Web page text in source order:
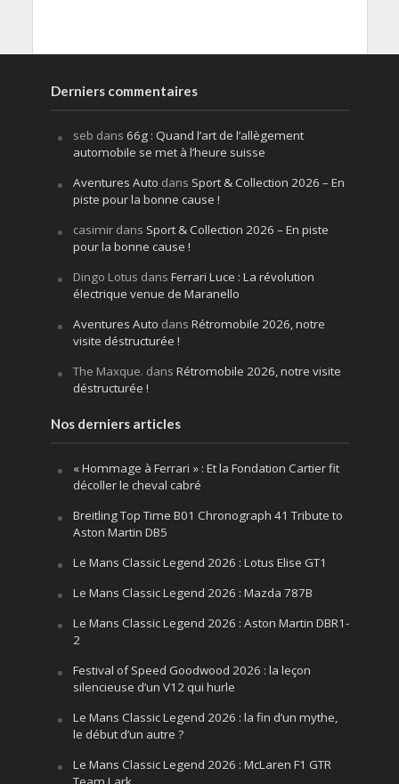
Derniers commentaires
seb dans 66g : Quand l’art de l’allègement
automobile se met à l’heure suisse
Aventures Auto dans Sport & Collection 2026 – En
piste pour la bonne cause !
casimirdans Sport & Collection 2026 – En piste
pour la bonne cause !
Dingo Lotus dans Ferrari Luce : La révolution
électrique venue de Maranello
Aventures Auto dans Rétromobile 2026, notre
visite déstructurée !
The Maxque. dans Rétromobile 2026, notre visite
déstructurée !
Nos derniers articles
« Hommage à Ferrari » : Et la Fondation Cartier fit
décoller le cheval cabré
Breitling Top Time B01 Chronograph 41 Tribute to
Aston Martin DB5
Le Mans Classic Legend 2026 : Lotus Elise GT1
Le Mans Classic Legend 2026 : Mazda 787B
Le Mans Classic Legend 2026 : Aston Martin DBR1-
2
Festival of Speed Goodwood 2026 : la leçon
silencieuse d’un V12 qui hurle
Le Mans Classic Legend 2026 : la fin d’un mythe,
le début d’un autre ?
Le Mans Classic Legend 2026 : McLaren F1 GTR